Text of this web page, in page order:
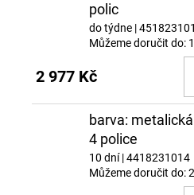
polic
do týdne |
Můžeme doručit do:
2 977 Kč
barva:
4 police
10 dní| 4418231014
Můžeme doručit do: